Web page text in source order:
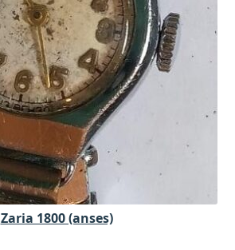
Zaria 1800 (anses)